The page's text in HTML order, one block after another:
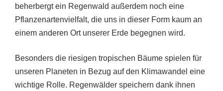
beherbergt ein Regenwald außerdem noch eine
Pflanzenartenvielfalt, die uns in dieser Form kaum an
einem anderen Ort unserer Erde begegnen wird.
Besonders die riesigen tropischen Bäume spielen für
unseren Planeten in Bezug auf den Klimawandel eine
wichtige Rolle. Regenwälder speichern dank ihnen